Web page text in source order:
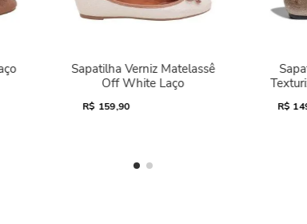
Sapatilha Verniz Matelassê
Off White Laço
R$ 159,90 R$